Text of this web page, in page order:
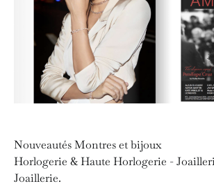
Nouveautés Montres et bijoux
Horlogerie & Haute Horlogerie -
Joaillerie.